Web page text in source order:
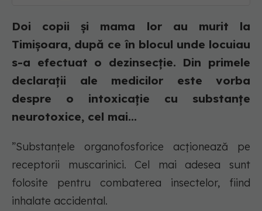
Doi copii și mama lor au murit la
Timișoara, după ce în blocul unde locuiau
s-a efectuat o dezinsecție. Din primele
declarații ale medicilor este vorba
despre o intoxicație cu substanțe
neurotoxice, cel mai...
”Substanțele organofosforice acționează pe
receptorii muscarinici. Cel mai adesea sunt
folosite pentru combaterea insectelor, fiind
inhalate accidental.